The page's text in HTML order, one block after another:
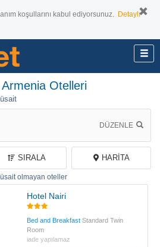
koşullarını kabul ediyorsunuz. Detaylı
DÜZENLE
Otelleri
olmayan oteller
SIRALA HARITA
Hotel Nairi
Bed and Breakfast Standard Twin
Room
iade yapılamaz